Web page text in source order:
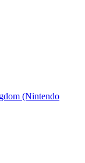
(Nintendo